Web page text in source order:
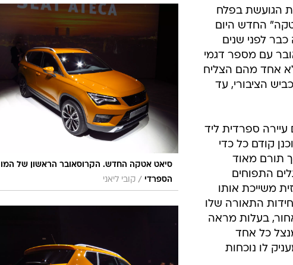
סיאט אטקה החדש. הקרוסאובר הראשון של
הספרדי / קובי ליאני
הגועשת בפלח
החדש היום
לפני שנים
עם מספר דגמי
אך אף לא אחד מהם הצליח
הציבורי, עד
ספרדית ליד
קודם כל כדי
תורם מאוד
התפוחים
משייכת אותו
התאורה שלו
בעלות מראה
כל אחד
לו נוכחות